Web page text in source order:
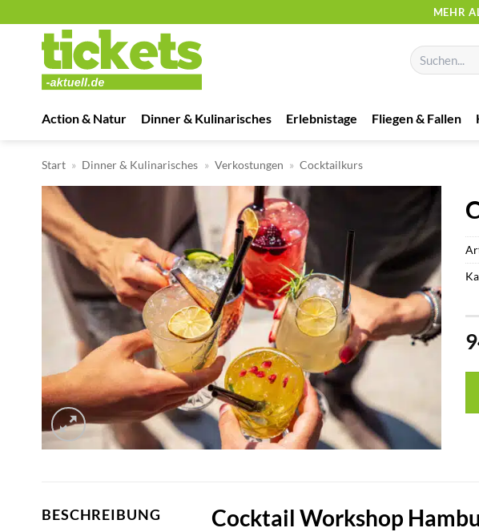
springen
MEHR
Suchen
nach:
Action & Natur Dinner & Kulinarisches Erlebnistage Fliegen & Fallen
Start » Dinner & Kulinarisches » Verkostungen » Cocktailkurs
BESCHREIBUNG Cocktail Workshop